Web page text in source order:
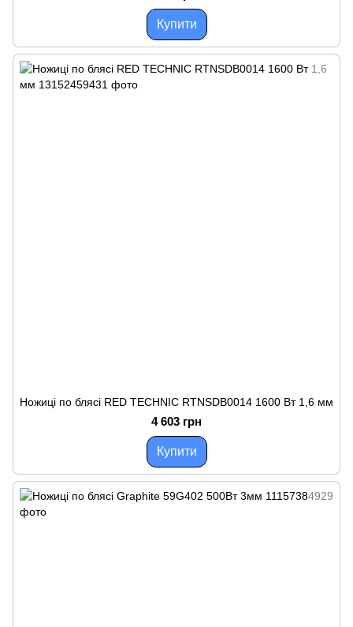
Купити
Ножиці по блясі RED TECHNIC RTNSDB0014 1600 Вт 1,6 мм
4 603 грн
Купити